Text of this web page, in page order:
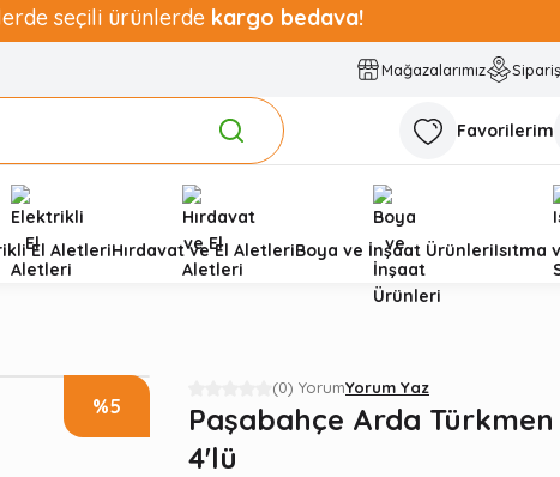
seçili ürünlerde kargo bedava!
Mağazalarımız
Favorilerim
El AletleriHırdavat ve El AletleriBoya ve İnşaat ÜrünleriIsıtma
%5
(0) YorumYorum Yaz
Paşabahçe Arda Türkmen
4'lü